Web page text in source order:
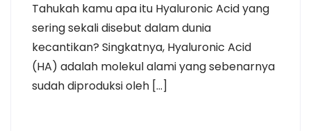
Tahukah kamu apa itu Hyaluronic Acid yang
sering sekali disebut dalam dunia
kecantikan? Singkatnya, Hyaluronic Acid
(HA) adalah molekul alami yang sebenarnya
sudah diproduksi oleh […]